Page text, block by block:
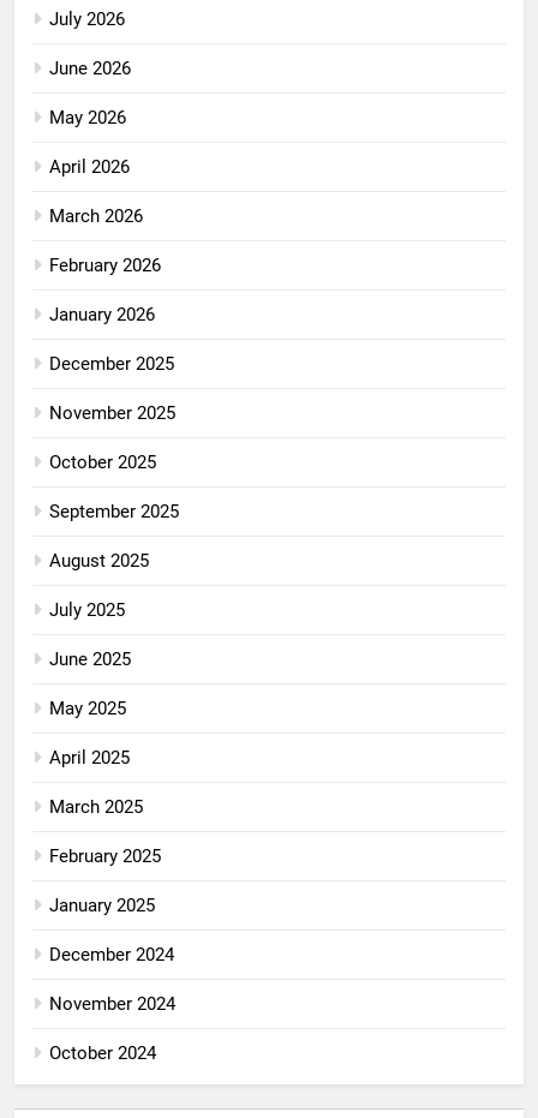
July 2026
June 2026
May 2026
April 2026
March 2026
February 2026
January 2026
December 2025
November 2025
October 2025
September 2025
August 2025
July 2025
June 2025
May 2025
April 2025
March 2025
February 2025
January 2025
December 2024
November 2024
October 2024